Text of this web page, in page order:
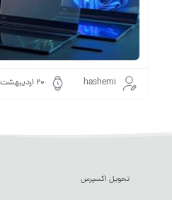
hashemi ۲۰ اردیبهشت ۱۴۰۴
تحویل اکسپرس